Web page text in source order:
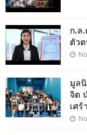
ก.ล
ตัว
มูลนิ
จิต
เศร้